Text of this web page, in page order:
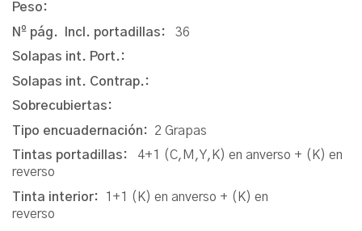
Peso:
Nº pág. Incl. portadillas: 36
Solapas int. Port.:
Solapas int. Contrap.:
Sobrecubiertas:
Tipo encuadernación: 2 Grapas
Tintas portadillas: 4+1 (C,M,Y,K) en anverso + (K) en
reverso
Tinta interior:
1+1 (K) en anverso + (K) en
reverso